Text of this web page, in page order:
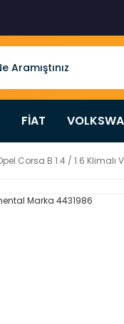
FİAT
Corsa B 1.4 / 1.6 Klimalı